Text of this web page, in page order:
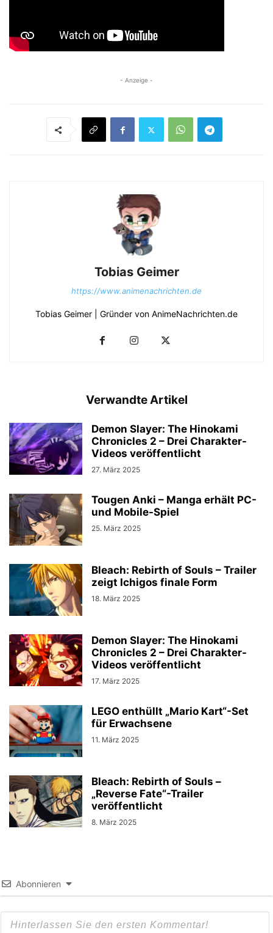
- Anzeige -
Tobias Geimer
https://www.animenachrichten.de
Tobias Geimer | Gründer von AnimeNachrichten.de
Verwandte Artikel
Demon Slayer: The Hinokami
Chronicles 2 – Drei Charakter-
Videos veröffentlicht
27. März 2025
Tougen Anki – Manga erhält PC-
und Mobile-Spiel
25. März 2025
Bleach: Rebirth of Souls – Trailer
zeigt Ichigos finale Form
18. März 2025
Demon Slayer: The Hinokami
Chronicles 2 – Drei Charakter-
Videos veröffentlicht
17. März 2025
LEGO enthüllt „Mario Kart“-Set
für Erwachsene
11. März 2025
Bleach: Rebirth of Souls –
„Reverse Fate“-Trailer
veröffentlicht
8. März 2025
Abonnieren